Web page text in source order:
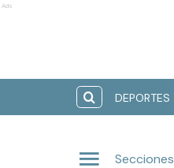
Ads
DEPORTES
Secciones